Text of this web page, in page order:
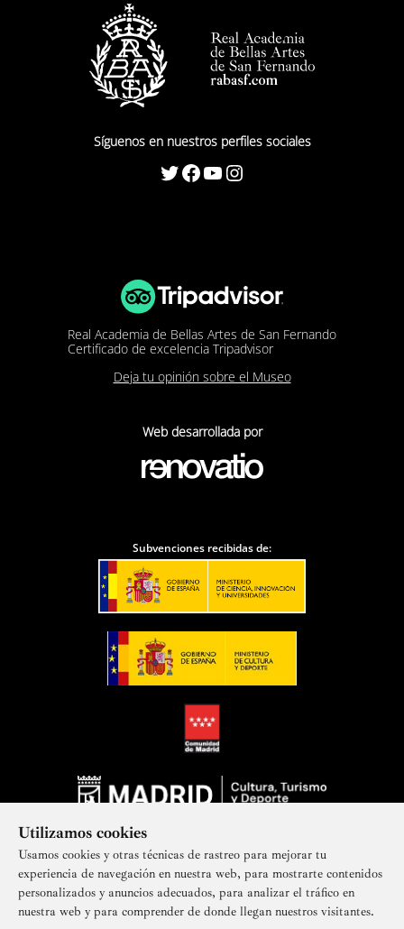
Utilizamos cookies
Usamos cookies y otras técnicas de rastreo para mejorar tu
experiencia de navegación en nuestra web, para mostrarte contenidos
personalizados y anuncios adecuados, para analizar el tráfico en
nuestra web y para comprender de donde llegan nuestros visitantes.
Síguenos en nuestros perfiles sociales
Twitter Facebook YouTube Instagram
Real Academia de Bellas Artes de San Fernando
Certificado de excelencia Tripadvisor
Deja tu opinión sobre el Museo
Web desarrollada por
Subvenciones recibidas de:
Suscríbete a nuestra newsletter